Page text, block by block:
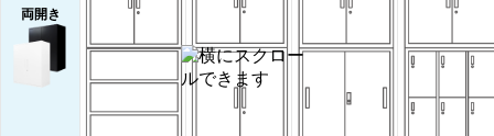
両開き